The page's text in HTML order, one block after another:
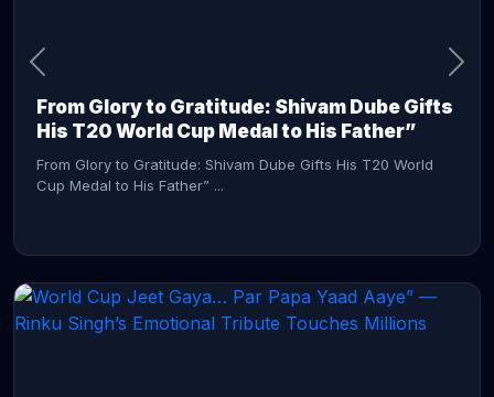
From Glory to Gratitude: Shivam Dube Gifts
His T20 World Cup Medal to His Father”
From Glory to Gratitude: Shivam Dube Gifts His T20 World
Cup Medal to His Father” ...